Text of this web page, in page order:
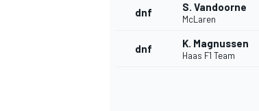
dnf S. Vandoorne
McLaren
dnf K. Magnussen
Haas F1 Team